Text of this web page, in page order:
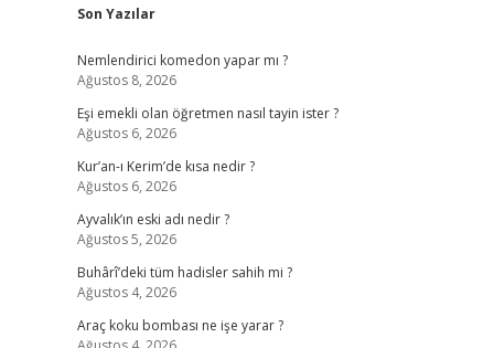
Sidebar
Son Yazılar
Nemlendirici komedon yapar mı ?
Ağustos 8, 2026
Eşi emekli olan öğretmen nasıl tayin ister ?
Ağustos 6, 2026
Kur’an-ı Kerim’de kısa nedir ?
Ağustos 6, 2026
Ayvalık’ın eski adı nedir ?
Ağustos 5, 2026
Buhârî’deki tüm hadisler sahih mi ?
Ağustos 4, 2026
Araç koku bombası ne işe yarar ?